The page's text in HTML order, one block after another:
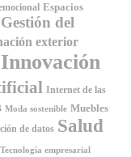
Espacios
Gestión del
exterior
Innovación
Internet de las
Moda sostenible Muebles
de datos Salud
Tecnología empresarial